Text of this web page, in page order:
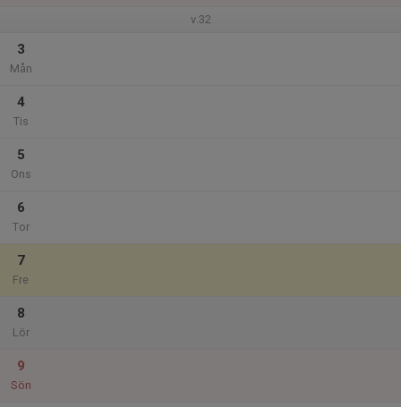
v.32
3
Mån
4
Tis
5
Ons
6
Tor
7
Fre
8
Lör
9
Sön